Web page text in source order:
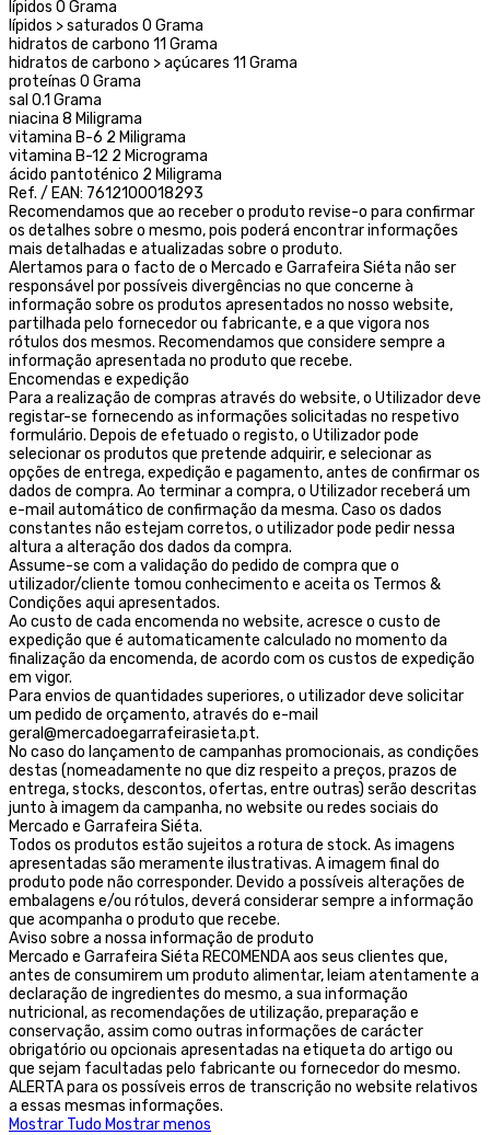
lípidos 0 Grama
lípidos > saturados 0 Grama
hidratos de carbono 11 Grama
hidratos de carbono > açúcares 11 Grama
proteínas 0 Grama
sal 0.1 Grama
niacina 8 Miligrama
vitamina B-6 2 Miligrama
vitamina B-12 2 Micrograma
ácido pantoténico 2 Miligrama
Ref. / EAN: 7612100018293
Recomendamos que ao receber o produto revise-o para confirmar
os detalhes sobre o mesmo, pois poderá encontrar informações
mais detalhadas e atualizadas sobre o produto.
Alertamos para o facto de o Mercado e Garrafeira Siéta não ser
responsável por possíveis divergências no que concerne à
informação sobre os produtos apresentados no nosso website,
partilhada pelo fornecedor ou fabricante, e a que vigora nos
rótulos dos mesmos. Recomendamos que considere sempre a
informação apresentada no produto que recebe.
Encomendas e expedição
Para a realização de compras através do website, o Utilizador deve
registar-se fornecendo as informações solicitadas no respetivo
formulário. Depois de efetuado o registo, o Utilizador pode
selecionar os produtos que pretende adquirir, e selecionar as
opções de entrega, expedição e pagamento, antes de confirmar os
dados de compra. Ao terminar a compra, o Utilizador receberá um
e-mail automático de confirmação da mesma. Caso os dados
constantes não estejam corretos, o utilizador pode pedir nessa
altura a alteração dos dados da compra.
Assume-se com a validação do pedido de compra que o
utilizador/cliente tomou conhecimento e aceita os Termos &
Condições aqui apresentados.
Ao custo de cada encomenda no website, acresce o custo de
expedição que é automaticamente calculado no momento da
finalização da encomenda, de acordo com os custos de expedição
em vigor.
Para envios de quantidades superiores, o utilizador deve solicitar
um pedido de orçamento, através do e-mail
geral@mercadoegarrafeirasieta.pt.
No caso do lançamento de campanhas promocionais, as condições
destas (nomeadamente no que diz respeito a preços, prazos de
entrega, stocks, descontos, ofertas, entre outras) serão descritas
junto à imagem da campanha, no website ou redes sociais do
Mercado e Garrafeira Siéta.
Todos os produtos estão sujeitos a rotura de stock. As imagens
apresentadas são meramente ilustrativas. A imagem final do
produto pode não corresponder. Devido a possíveis alterações de
embalagens e/ou rótulos, deverá considerar sempre a informação
que acompanha o produto que recebe.
Aviso sobre a nossa informação de produto
Mercado e Garrafeira Siéta RECOMENDA aos seus clientes que,
antes de consumirem um produto alimentar, leiam atentamente a
declaração de ingredientes do mesmo, a sua informação
nutricional, as recomendações de utilização, preparação e
conservação, assim como outras informações de carácter
obrigatório ou opcionais apresentadas na etiqueta do artigo ou
que sejam facultadas pelo fabricante ou fornecedor do mesmo.
ALERTA para os possíveis erros de transcrição no website relativos
a essas mesmas informações.
Mostrar Tudo Mostrar menos